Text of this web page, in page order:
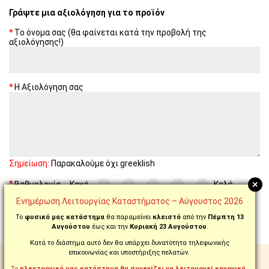
Γράψτε μια αξιολόγηση για το προϊόν
Το όνομα σας (θα φαίνεται κατά την προβολή της
αξιολόγησης!)
Η Αξιολόγηση σας
Σημείωση: Παρακαλούμε όχι greeklish
ΒαθμολογίαΚακή Καλή
ΔΩΡΕΑΝ ΑΠΟΣΤΟΛΗ
+
Ενημέρωση Λειτουργίας Καταστήματος – Αύγουστος 2026
Το φυσικό μας κατάστημα θα παραμείνει κλειστό από την Πέμπτη 13
Αυγούστου έως και τηνΚυριακή 23 Αυγούστου.
Κατά το διάστημα αυτό δεν θα υπάρχει δυνατότητα τηλεφωνικής
επικοινωνίας και υποστήριξης πελατών.